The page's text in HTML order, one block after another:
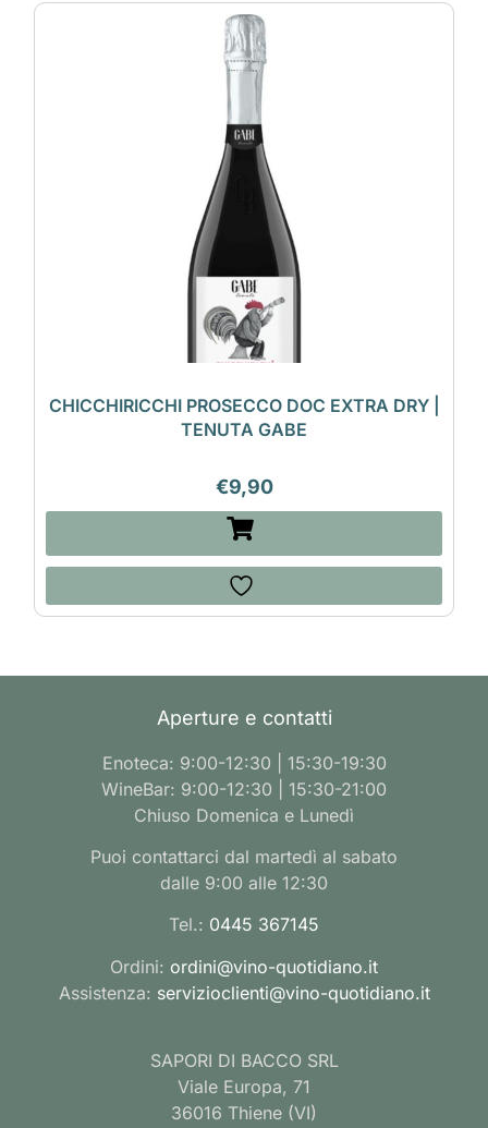
CHICCHIRICCHI PROSECCO DOC EXTRA DRY |
TENUTA GABE
€9,90
Aperture e contatti
Enoteca: 9:00-12:30 | 15:30-19:30
WineBar: 9:00-12:30 | 15:30-21:00
Chiuso Domenica e Lunedì
Puoi contattarci dal martedì al sabato
dalle 9:00 alle 12:30
Tel.: 0445 367145
Ordini: ordini@vino-quotidiano.it
Assistenza: servizioclienti@vino-quotidiano.it
SAPORI DI BACCO SRL
Viale Europa, 71
36016 Thiene (VI)